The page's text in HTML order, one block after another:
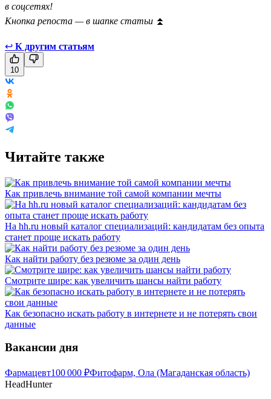
в соцсетях!
Кнопка репоста — в шапке статьи ⏫
↩ К другим статьям
10
Читайте также
Как привлечь внимание той самой компании мечты
На hh.ru новый каталог специализаций: кандидатам без опыта
станет проще искать работу
Как найти работу без резюме за один день
Смотрите шире: как увеличить шансы найти работу
Как безопасно искать работу в интернете и не потерять свои
данные
Вакансии дня
Фармацевт100 000 ₽Фитофарм, Ола (Магаданская область)
HeadHunter